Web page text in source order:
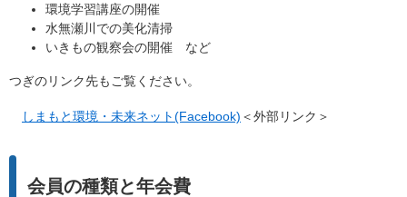
環境学習講座の開催
水無瀬川での美化清掃
いきもの観察会の開催 など
つぎのリンク先もご覧ください。
しまもと環境・未来ネット(Facebook) ＜外部リンク＞
会員の種類と年会費